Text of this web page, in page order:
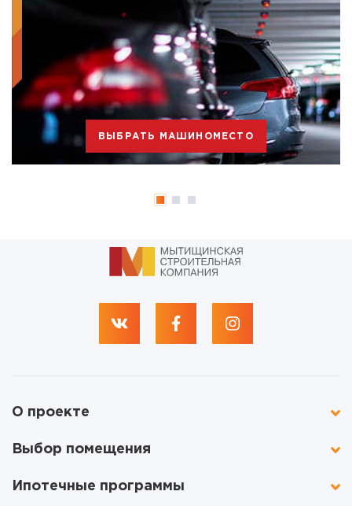
ВЫБРАТЬ МАШИНОМЕСТО
О проекте
Выбор помещения
Ипотечные программы